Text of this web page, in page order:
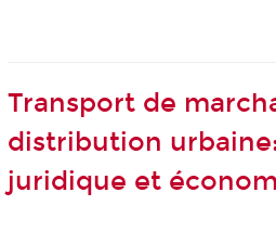
Transport de
distribution
juridique et